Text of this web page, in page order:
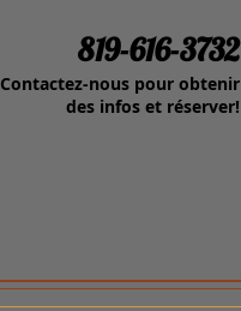
819-616-3732
Contactez-nous pour obtenir
des infos et réserver!